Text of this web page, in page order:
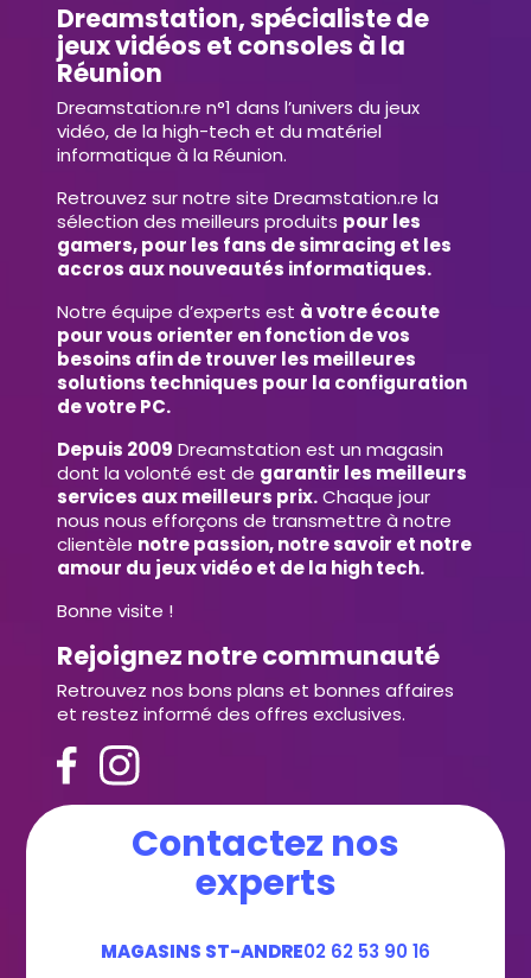
Dreamstation, spécialiste de
jeux vidéos et consoles à la
Réunion
Dreamstation.re n°1 dans l’univers du jeux
vidéo, de la high-tech et du matériel
informatique à la Réunion.
Retrouvez sur notre site Dreamstation.re la
sélection des meilleurs produits pour les
gamers, pour les fans de simracing et les
accros aux nouveautés informatiques.
Notre équipe d’experts est à votre écoute
pour vous orienter en fonction de vos
besoins afin de trouver les meilleures
solutions techniques pour la configuration
de votre PC.
Depuis 2009 Dreamstation est un magasin
dont la volonté est de garantir les meilleurs
services aux meilleurs prix.Chaque jour
nous nous efforçons de transmettre à notre
clientèle notre passion, notre savoir et notre
amour du jeux vidéo et de la high tech.
Bonne visite !
Rejoignez notre communauté
Retrouvez nos bons plans et bonnes affaires
et restez informé des offres exclusives.
Contactez nos
experts
MAGASINS ST-ANDRE02 62 53 90 16